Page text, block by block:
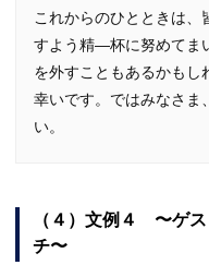
これからのひとときは、
すよう精―杯に努めてま
を外すこともあるかもし
幸いです。ではみなさま
い。
（４）文例４ 〜ゲ
チ〜